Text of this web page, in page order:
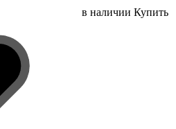
в наличии Купить